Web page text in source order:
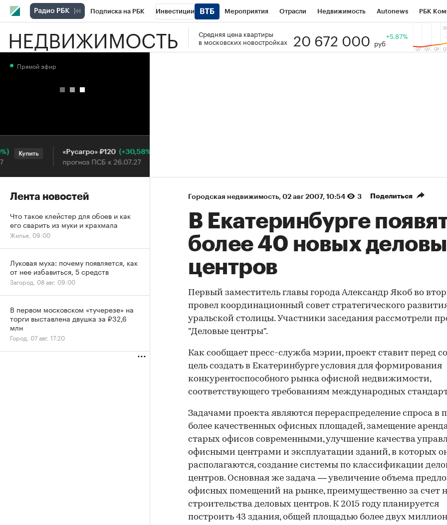
Подписка на РБК Инвестиции Мероприятия Отрасли Недвижимость Autonews РБК
РБК Вино Спорт Школа управления РБК РБК Образование Тренды
НЕДВИЖИМОСТЬ
Средняя цена квартиры
в московских новостройках
20 672 000 руб
+5.87%
Городская недвижимость⁠, 02 авг 2007, 10:54 3 Поделиться
В Екатеринбурге
более 40 новых
центров
Первый заместитель главы города Александр Якоб во
провел координационный совет стратегического
уральской столицы. Участники заседания рассмотрели
"Деловые центры".
Как сообщает пресс-служба мэрии, проект ставит перед
цель создать в Екатеринбурге условия для формирования
конкурентоспособного рынка офисной недвижимости,
соответствующего требованиям международных
Задачами проекта являются перераспределение спроса в
более качественных офисных площадей, замещение
старых офисов современными, улучшение качества
офисными центрами и эксплуатации зданий, в которых
располагаются, создание системы по классификации
центров. Основная же задача — увеличение объема
офисных помещений на рынке, преимущественно за счет
строительства деловых центров. К 2015 году планируется
построить 43 здания, общей площадью более двух
Прямой эфир
Купить «Русагро» ₽120 (+30,58%)
прогноз ПСБ к 26.07.27
Лента новостей
Что такое клейстер для обоев и как
его сварить из муки и крахмала
Жилье, 09:00
Луковая муха: почему появляется, как
от нее избавиться, 5 средств
Загород, 08 авг, 09:00
В первом московском «тучерезе» на
торги выставлена двушка за ₽32,6
млн
Город, 07 авг, 17:20